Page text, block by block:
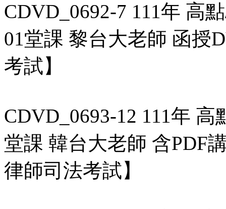
CDVD_0692-7 111年 高
01堂課 黎台大老師 函授
考試】
CDVD_0693-12 111年
堂課 韓台大老師 含PDF
律師司法考試】